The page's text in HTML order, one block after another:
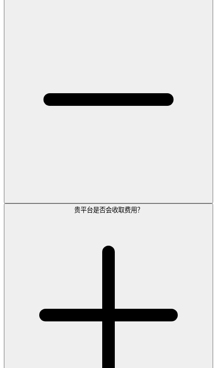
贵平台是否会收取费用？